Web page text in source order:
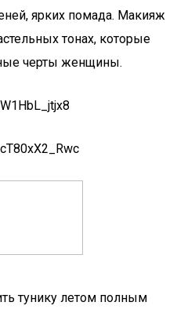
ярких помада. Макияж
тонах, которые
черты женщины.
тунику летом полным